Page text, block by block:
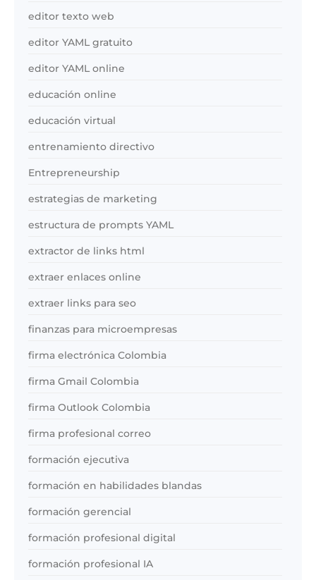
editor texto web
editor YAML gratuito
editor YAML online
educación online
educación virtual
entrenamiento directivo
Entrepreneurship
estrategias de marketing
estructura de prompts YAML
extractor de links html
extraer enlaces online
extraer links para seo
finanzas para microempresas
firma electrónica Colombia
firma Gmail Colombia
firma Outlook Colombia
firma profesional correo
formación ejecutiva
formación en habilidades blandas
formación gerencial
formación profesional digital
formación profesional IA